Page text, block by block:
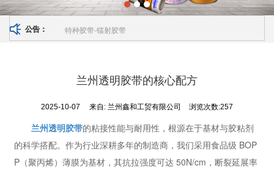
公告： 特种胶带-镭射胶带
兰州透明胶带的核心配方
2025-10-07 来自: 兰州鑫和工贸有限公司 浏览次数:257
兰州透明胶带的粘接性能与耐用性，根源在于基材与胶粘剂
的科学搭配。作为行业深耕多年的制造商，我们采用食品级 BOP
P（聚丙烯）薄膜为基材，其抗拉强度可达 50N/cm，断裂延展率